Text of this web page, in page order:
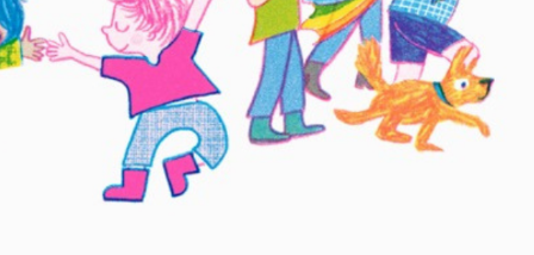
Pesten & misbruik Prentenboeken